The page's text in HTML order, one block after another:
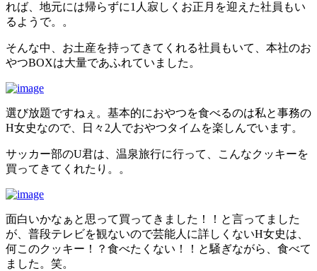
れば、地元には帰らずに1人寂しくお正月を迎えた社員もい
るようで。。
そんな中、お土産を持ってきてくれる社員もいて、本社のお
やつBOXは大量であふれていました。
選び放題ですねぇ。基本的におやつを食べるのは私と事務の
H女史なので、日々2人でおやつタイムを楽しんでいます。
サッカー部のU君は、温泉旅行に行って、こんなクッキーを
買ってきてくれたり。。
面白いかなぁと思って買ってきました！！と言ってました
が、普段テレビを観ないので芸能人に詳しくないH女史は、
何このクッキー！？食べたくない！！と騒ぎながら、食べて
ました。笑。